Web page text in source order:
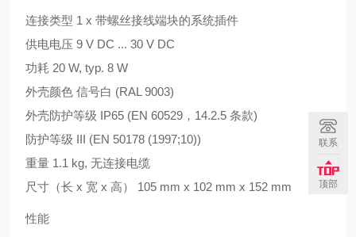
连接类型 1 x 带螺丝接线端块的系统插件
供电电压 9 V DC ... 30 V DC
功耗 20 W, typ. 8 W
外壳颜色 信号白 (RAL 9003)
外壳防护等级 IP65 (EN 60529，14.2.5 条款)
防护等级 III (EN 50178 (1997;10))
重量 1.1 kg, 无连接电缆
尺寸（长 x 宽 x 高） 105 mm x 102 mm x 152 mm
性能
联系
顶部